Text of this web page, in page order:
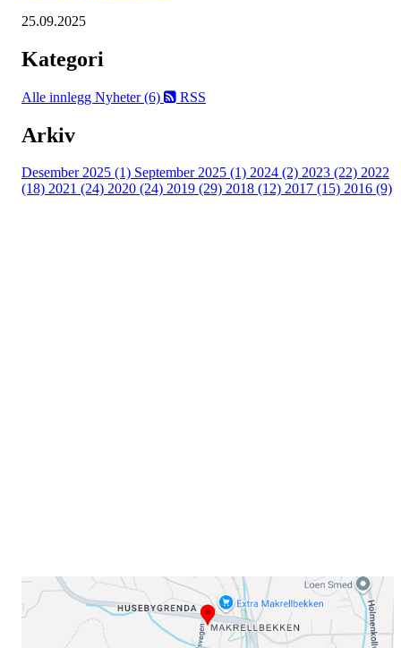
25.09.2025
Kategori
Alle innlegg Nyheter (6) RSS
Arkiv
Desember 2025 (1) September 2025 (1) 2024 (2) 2023 (22) 2022
(18) 2021 (24) 2020 (24) 2019 (29) 2018 (12) 2017 (15) 2016 (9)